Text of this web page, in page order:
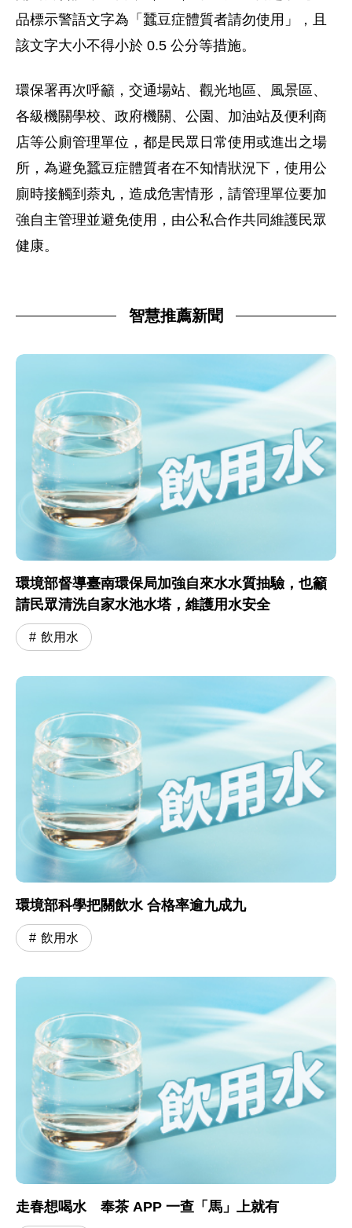
品標示警語文字為「蠶豆症體質者請勿使用」，且
該文字大小不得小於 0.5 公分等措施。
環保署再次呼籲，交通場站、觀光地區、風景區、
各級機關學校、政府機關、公園、加油站及便利商
店等公廁管理單位，都是民眾日常使用或進出之場
所，為避免蠶豆症體質者在不知情狀況下，使用公
廁時接觸到萘丸，造成危害情形，請管理單位要加
強自主管理並避免使用，由公私合作共同維護民眾
健康。
智慧推薦新聞
環境部督導臺南環保局加強自來水水質抽驗，也籲
請民眾清洗自家水池水塔，維護用水安全
飲用水
環境部科學把關飲水 合格率逾九成九
飲用水
走春想喝水 奉茶 APP 一查「馬」上就有